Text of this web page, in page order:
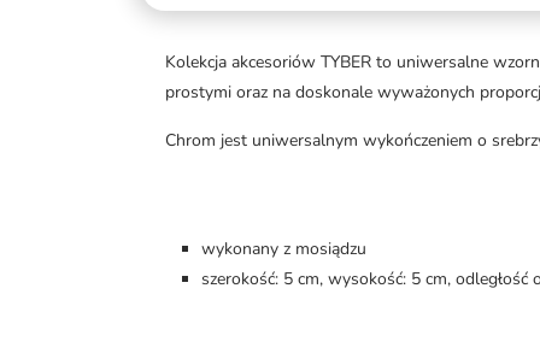
Kolekcja akcesoriów TYBER to uniwersalne
prostymi oraz na doskonale wyważonych
Chrom jest uniwersalnym wykończeniem o
wykonany z mosiądzu
szerokość: 5 cm, wysokość: 5 cm, odległość